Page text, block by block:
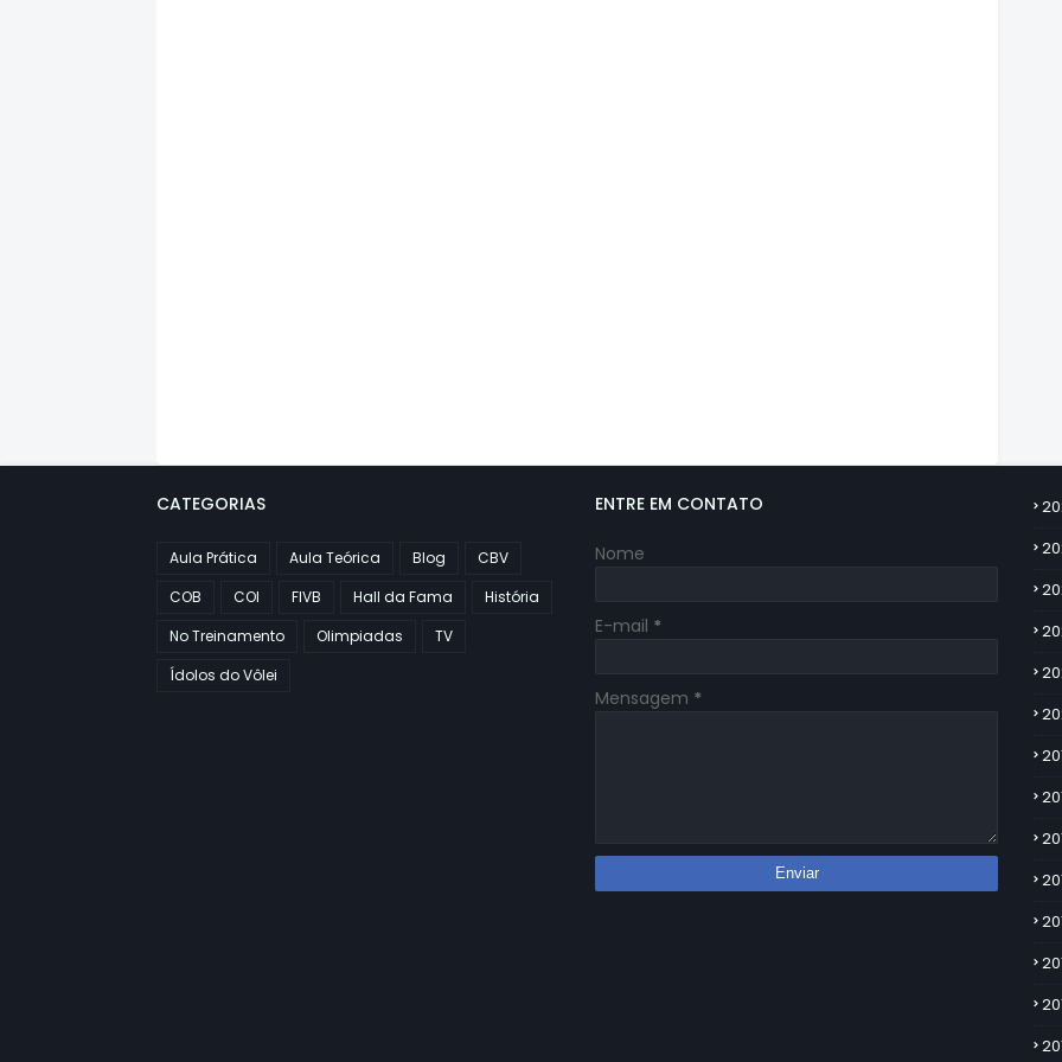
CATEGORIAS
Aula Prática Aula Teórica Blog
CBV
COB
COI FIVB Hall da Fama
História
No Treinamento
Olimpiadas
TV
Ídolos do Vôlei
ENTRE EM CONTATO
Nome
E-mail *
Mensagem *